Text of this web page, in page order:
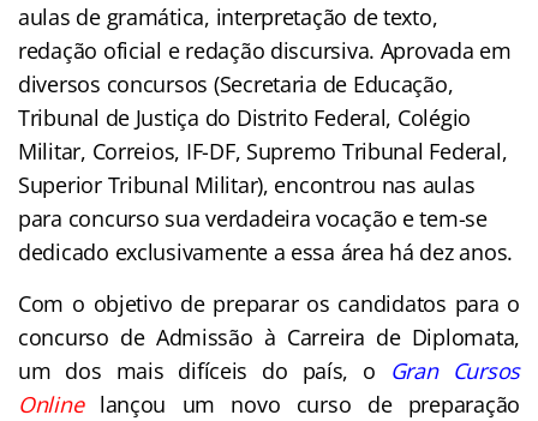
aulas de gramática, interpretação de texto,
redação oficial e redação discursiva. Aprovada em
diversos concursos (Secretaria de Educação,
Tribunal de Justiça do Distrito Federal, Colégio
Militar, Correios, IF-DF, Supremo Tribunal Federal,
Superior Tribunal Militar), encontrou nas aulas
para concurso sua verdadeira vocação e tem-se
dedicado exclusivamente a essa área há dez anos.
Com o objetivo de preparar os candidatos para o
concurso de Admissão à Carreira de Diplomata,
um dos mais difíceis do país, o Gran Cursos
Onlinelançou um novo curso de preparação